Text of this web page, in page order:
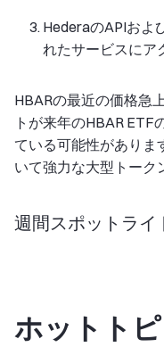
HederaのAPIおよ
れたサービスにア
HBARの最近の価格急
トが来年のHBAR
ている可能性がありま
いて強力な大型トー
週間スポットライ
ホットト